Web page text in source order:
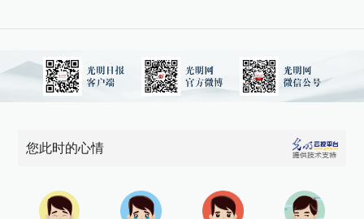
7
近
您此时的心情